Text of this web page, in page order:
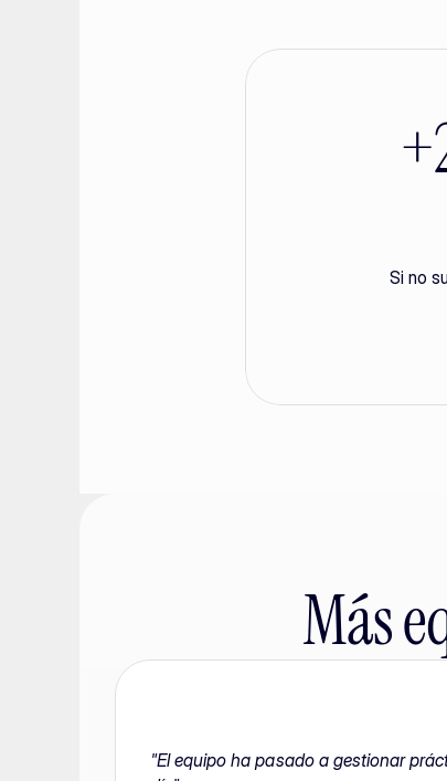
Si no
Más
"El equipo ha pasado a gestionar